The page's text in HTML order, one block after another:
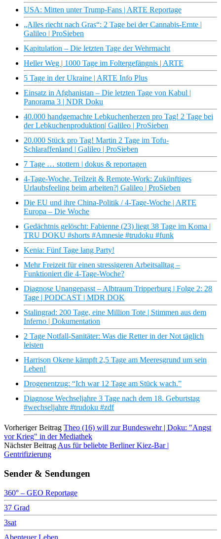
USA: Mitten unter Trump-Fans | ARTE Reportage
„Alles riecht nach Gras“: 2 Tage bei der Cannabis-Ernte |
Galileo | ProSieben
Kapitulation – Die letzten Tage der Wehrmacht
Heller Weg | 1000 Tage im Foltergefängnis | ARTE
5 Tage in der Ukraine | ARTE Info Plus
Einsatz in Afghanistan – Die letzten Tage von Kabul |
Panorama 3 | NDR Doku
40.000 handgemachte Lebkuchenherzen pro Tag! 2 Tage bei
der Lebkuchenproduktion| Galileo | ProSieben
20.000 Stück pro Tag! Martin 2 Tage im Tofu-
Schlaraffenland | Galileo | ProSieben
7 Tage … stottern | dokus & reportagen
4-Tage-Woche, Teilzeit & Remote-Work: Zukünftiges
Urlaubsfeeling beim arbeiten?| Galileo | ProSieben
Die EU und ihre China-Politik / 4-Tage-Woche | ARTE
Europa – Die Woche
Gedächtnis gelöscht: Fabienne (23) liegt 38 Tage im Koma |
TRU DOKU #shorts #Amnesie #trudoku #funk
Kenia: Fünf Tage lang Party!
Mehr Freizeit für einen stressigeren Arbeitsalltag –
Funktioniert die 4-Tage-Woche?
Diagnose Unangepasst – Albtraum Tripperburg | Folge 2: 28
Tage | PODCAST | MDR DOK
Stalingrad: 200 Tage, eine Million Tote | Stimmen aus dem
Inferno | Dokumentation
2 Tage Notfall-Sanitäter: Was die Retter in der Not täglich
leisten
Harrison Okene kämpft 2,5 Tage am Meeresgrund um sein
Leben!
Drogenentzug: “Ich war 12 Tage am Stück wach.”
Diagnose Wechseljahre 3 Tage nach dem 18. Geburtstag
#wechseljahre #trudoku #zdf
Vorheriger Beitrag Theo (16) will zur Bundeswehr | Doku: "Angst
vor Krieg" in der Mediathek
Nächster Beitrag Aus für beliebte Berliner Kiez-Bar |
Gentrifizierung
Sender & Sendungen
360° – GEO Reportage
37 Grad
3sat
Abenteuer Leben